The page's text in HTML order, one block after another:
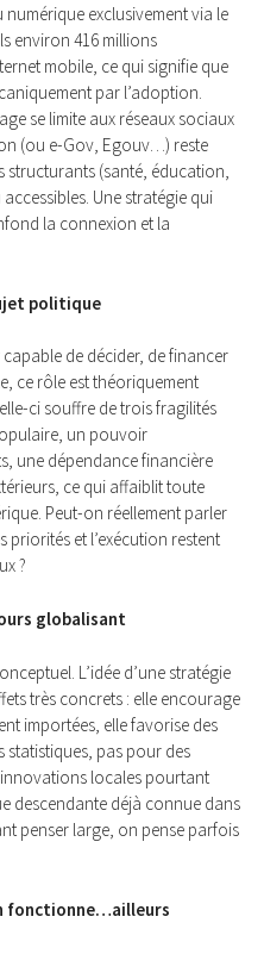
exclusivement via le
environ 416 millions
mobile, ce qui signifie que
par l’adoption.
se limite aux réseaux sociaux
(ou e-Gov, Egouv…) reste
structurants (santé, éducation,
Une stratégie qui
la connexion et la
politique
de décider, de financer
ce rôle est théoriquement
ci souffre de trois fragilités
un pouvoir
une dépendance financière
ce qui affaiblit toute
Peut-on réellement parler
priorités et l’exécution restent
?
globalisant
L’idée d’une stratégie
très concrets : elle encourage
importées, elle favorise des
statistiques, pas pour des
innovations locales pourtant
descendante déjà connue dans
penser large, on pense parfois
fonctionne…ailleurs